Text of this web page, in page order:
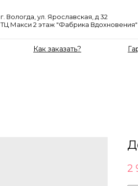
г. Вологда, ул. Ярославская, д 32
ТЦ Макси 2 этаж "Фабрика Вдохновения"
Как заказать?
2